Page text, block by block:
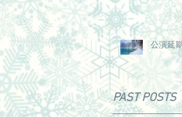
公演延
PAST POSTS